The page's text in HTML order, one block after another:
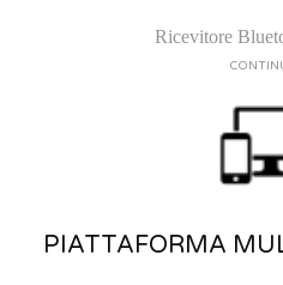
Ricevitore
PIATTAFORMA